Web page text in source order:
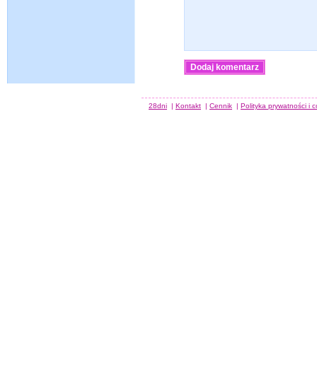
28dni | Kontakt | Cennik | Polityka prywatności i